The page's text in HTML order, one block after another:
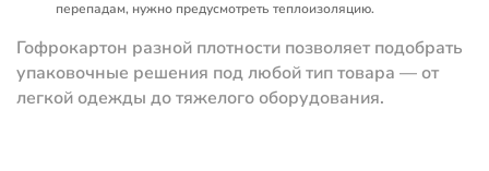
перепадам, нужно предусмотреть теплоизоляцию.
Гофрокартон разной плотности позволяет подобрать
упаковочные решения под любой тип товара — от
легкой одежды до тяжелого оборудования.